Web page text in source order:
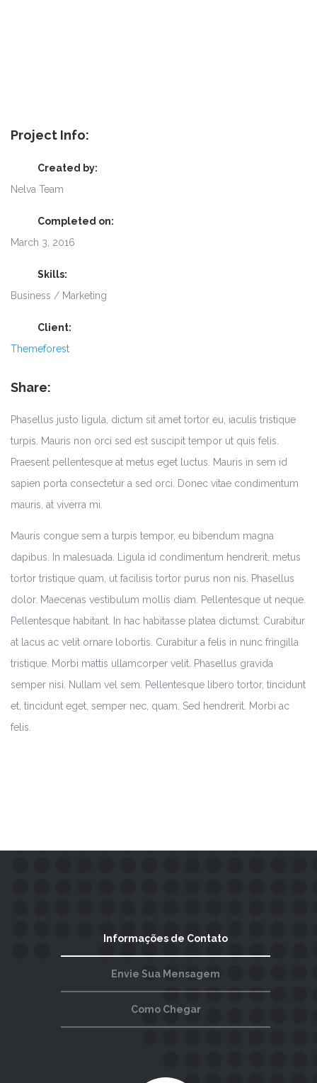
Project Info:
Created by:
Nelva Team
Completed on:
March 3, 2016
Skills:
Business / Marketing
Client:
Themeforest
Share:
Phasellus justo ligula, dictum sit amet tortor eu, iaculis tristique
turpis. Mauris non orci sed est suscipit tempor ut quis felis.
Praesent pellentesque at metus eget luctus. Mauris in sem id
sapien porta consectetur a sed orci. Donec vitae condimentum
mauris, at viverra mi.
Mauris congue sem a turpis tempor, eu bibendum magna
dapibus. In malesuada. Ligula id condimentum hendrerit, metus
tortor tristique quam, ut facilisis tortor purus non nis. Phasellus
dolor. Maecenas vestibulum mollis diam. Pellentesque ut neque.
Pellentesque habitant. In hac habitasse platea dictumst. Curabitur
at lacus ac velit ornare lobortis. Curabitur a felis in nunc fringilla
tristique. Morbi mattis ullamcorper velit. Phasellus gravida
semper nisi. Nullam vel sem. Pellentesque libero tortor, tincidunt
et, tincidunt eget, semper nec, quam. Sed hendrerit. Morbi ac
felis.
Informações de Contato
Envie Sua Mensagem
Como Chegar